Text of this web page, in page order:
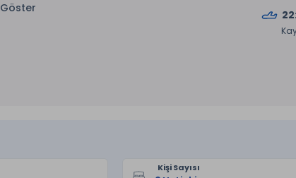
Göster
Kişi Sayısı